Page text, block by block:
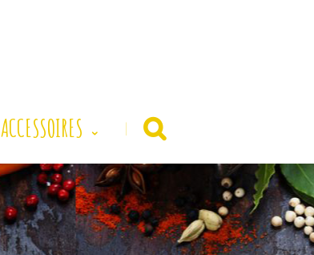
ACCESSOIRES |